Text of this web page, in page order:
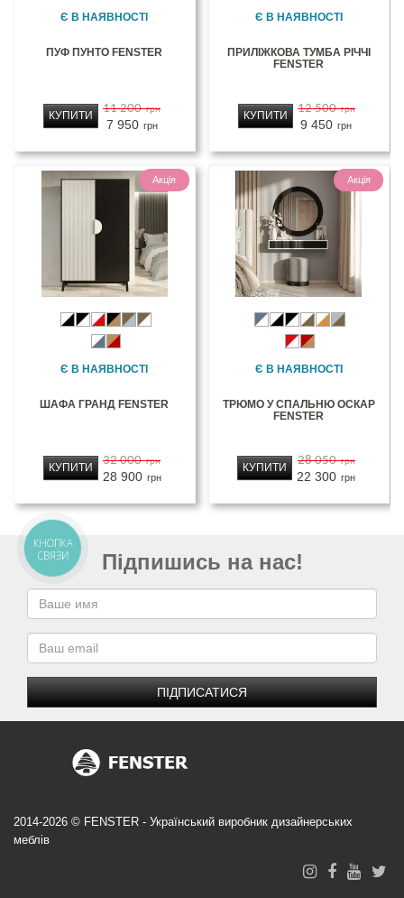
Є В НАЯВНОСТІ
ПУФ ПУНТО FENSTER
11 200 грн
7 950 грн
КУПИТИ
Є В НАЯВНОСТІ
ПРИЛІЖКОВА ТУМБА РІЧЧІ
FENSTER
12 500 грн
9 450 грн
КУПИТИ
Акція
Є В НАЯВНОСТІ
ШАФА ГРАНД FENSTER
32 000 грн
28 900 грн
КУПИТИ
Акція
Є В НАЯВНОСТІ
ТРЮМО У СПАЛЬНЮ ОСКАР
FENSTER
28 050 грн
22 300 грн
КУПИТИ
Підпишись на нас!
ПІДПИСАТИСЯ
2014-2026 © FENSTER - Український виробник дизайнерських
меблів
КНОПКА
СВЯЗИ